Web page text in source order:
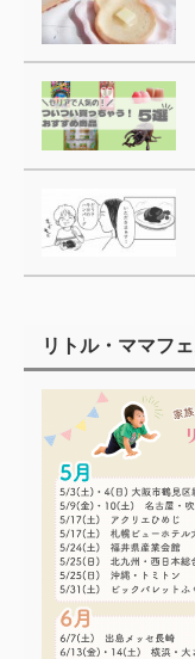
リトル・ママフ